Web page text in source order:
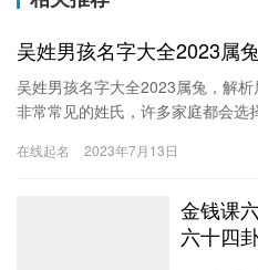
吴姓男孩名字大全2023属
吴姓男孩名字大全2023属兔，解
非常常见的姓氏，许多家庭都会选
的…
在线起名 2023年7月13日
金钱课
六十四